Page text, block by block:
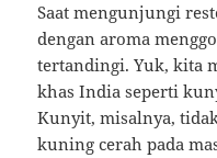
Saat mengunjungi
dengan aroma
tertandingi. Yuk, kita
khas India seperti
Kunyit, misalnya,
kuning cerah pada